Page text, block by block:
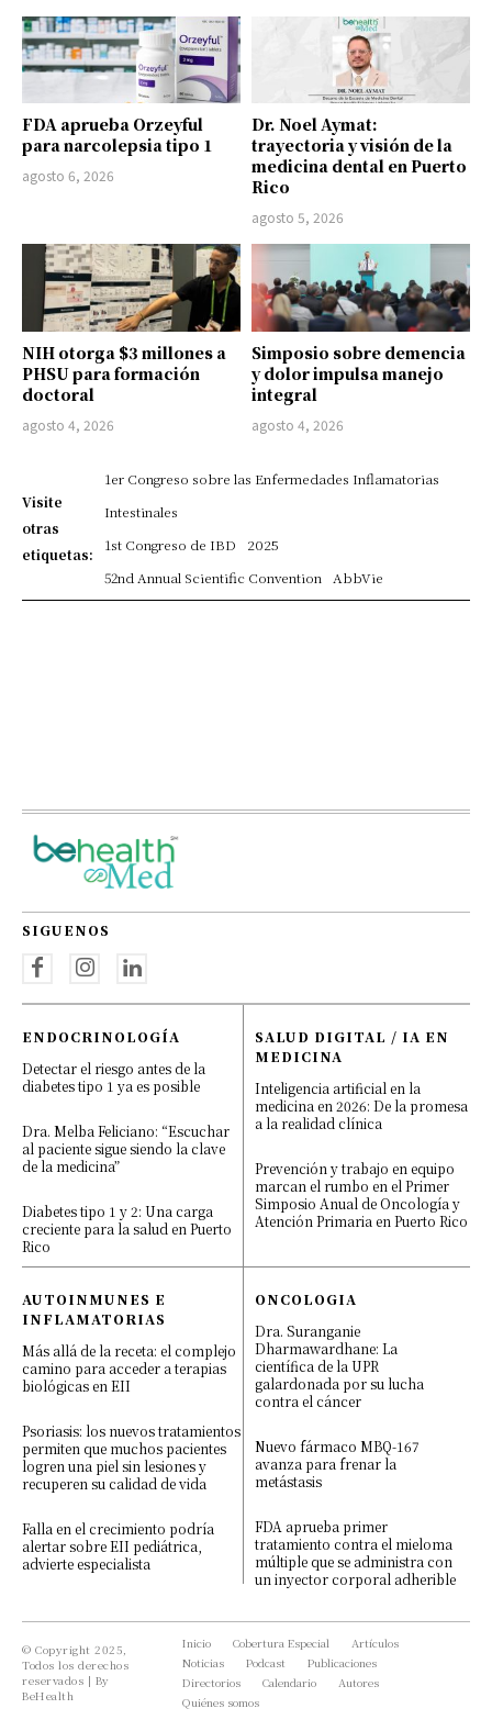
BIENVENIDO A LA COMUNIDAD
DE BEHEALTH MED
QUIERO REGISTRARME, ES GRATIS
YA ESTOY REGISTRADO, INGRESAR
FDA aprueba Orzeyful
para narcolepsia tipo 1
agosto 6, 2026
Dr. Noel Aymat:
trayectoria y visión de la
medicina dental en Puerto
Rico
agosto 5, 2026
NIH otorga $3 millones a
PHSU para formación
doctoral
agosto 4, 2026
Simposio sobre demencia
y dolor impulsa manejo
integral
agosto 4, 2026
Visite
otras
etiquetas:
1er Congreso sobre las Enfermedades Inflamatorias
Intestinales
1st Congreso de IBD
2025
52nd Annual Scientific Convention
AbbVie
SIGUENOS
ENDOCRINOLOGÍA
Detectar el riesgo antes de la
diabetes tipo 1 ya es posible
Dra. Melba Feliciano: “Escuchar
al paciente sigue siendo la clave
de la medicina”
Diabetes tipo 1 y 2: Una carga
creciente para la salud en Puerto
Rico
SALUD DIGITAL / IA EN
MEDICINA
Inteligencia artificial en la
medicina en 2026: De la promesa
a la realidad clínica
Prevención y trabajo en equipo
marcan el rumbo en el Primer
Simposio Anual de Oncología y
Atención Primaria en Puerto Rico
AUTOINMUNES E
INFLAMATORIAS
Más allá de la receta: el complejo
camino para acceder a terapias
biológicas en EII
Psoriasis: los nuevos tratamientos
permiten que muchos pacientes
logren una piel sin lesiones y
recuperen su calidad de vida
Falla en el crecimiento podría
alertar sobre EII pediátrica,
advierte especialista
ONCOLOGIA
Dra. Suranganie
Dharmawardhane: La
científica de la UPR
galardonada por su lucha
contra el cáncer
Nuevo fármaco MBQ-167
avanza para frenar la
metástasis
FDA aprueba primer
tratamiento contra el mieloma
múltiple que se administra con
un inyector corporal adherible
© Copyright 2025,
Todos los derechos
reservados | By
BeHealth
Inicio Cobertura Especial
Artículos
Noticias
Podcast
Publicaciones
Directorios
Calendario
Autores
Quiénes somos